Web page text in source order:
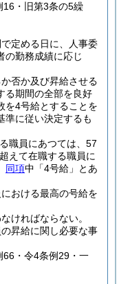
・旧第3条の5繰
定める日に、人事委
の勤務成績に応じ
否か及び昇給させる
る期間の全部を良好
を4号給とすることを
準に従い決定するも
職員にあつては、57
えて在職する職員に
同項中「4号給」とあ
おける最高の号給を
ければならない。
昇給に関し必要な事
・令4条例29・一